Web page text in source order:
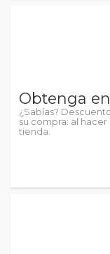
Obtenga
¿Sabías?
su compra: al hacer
tienda.